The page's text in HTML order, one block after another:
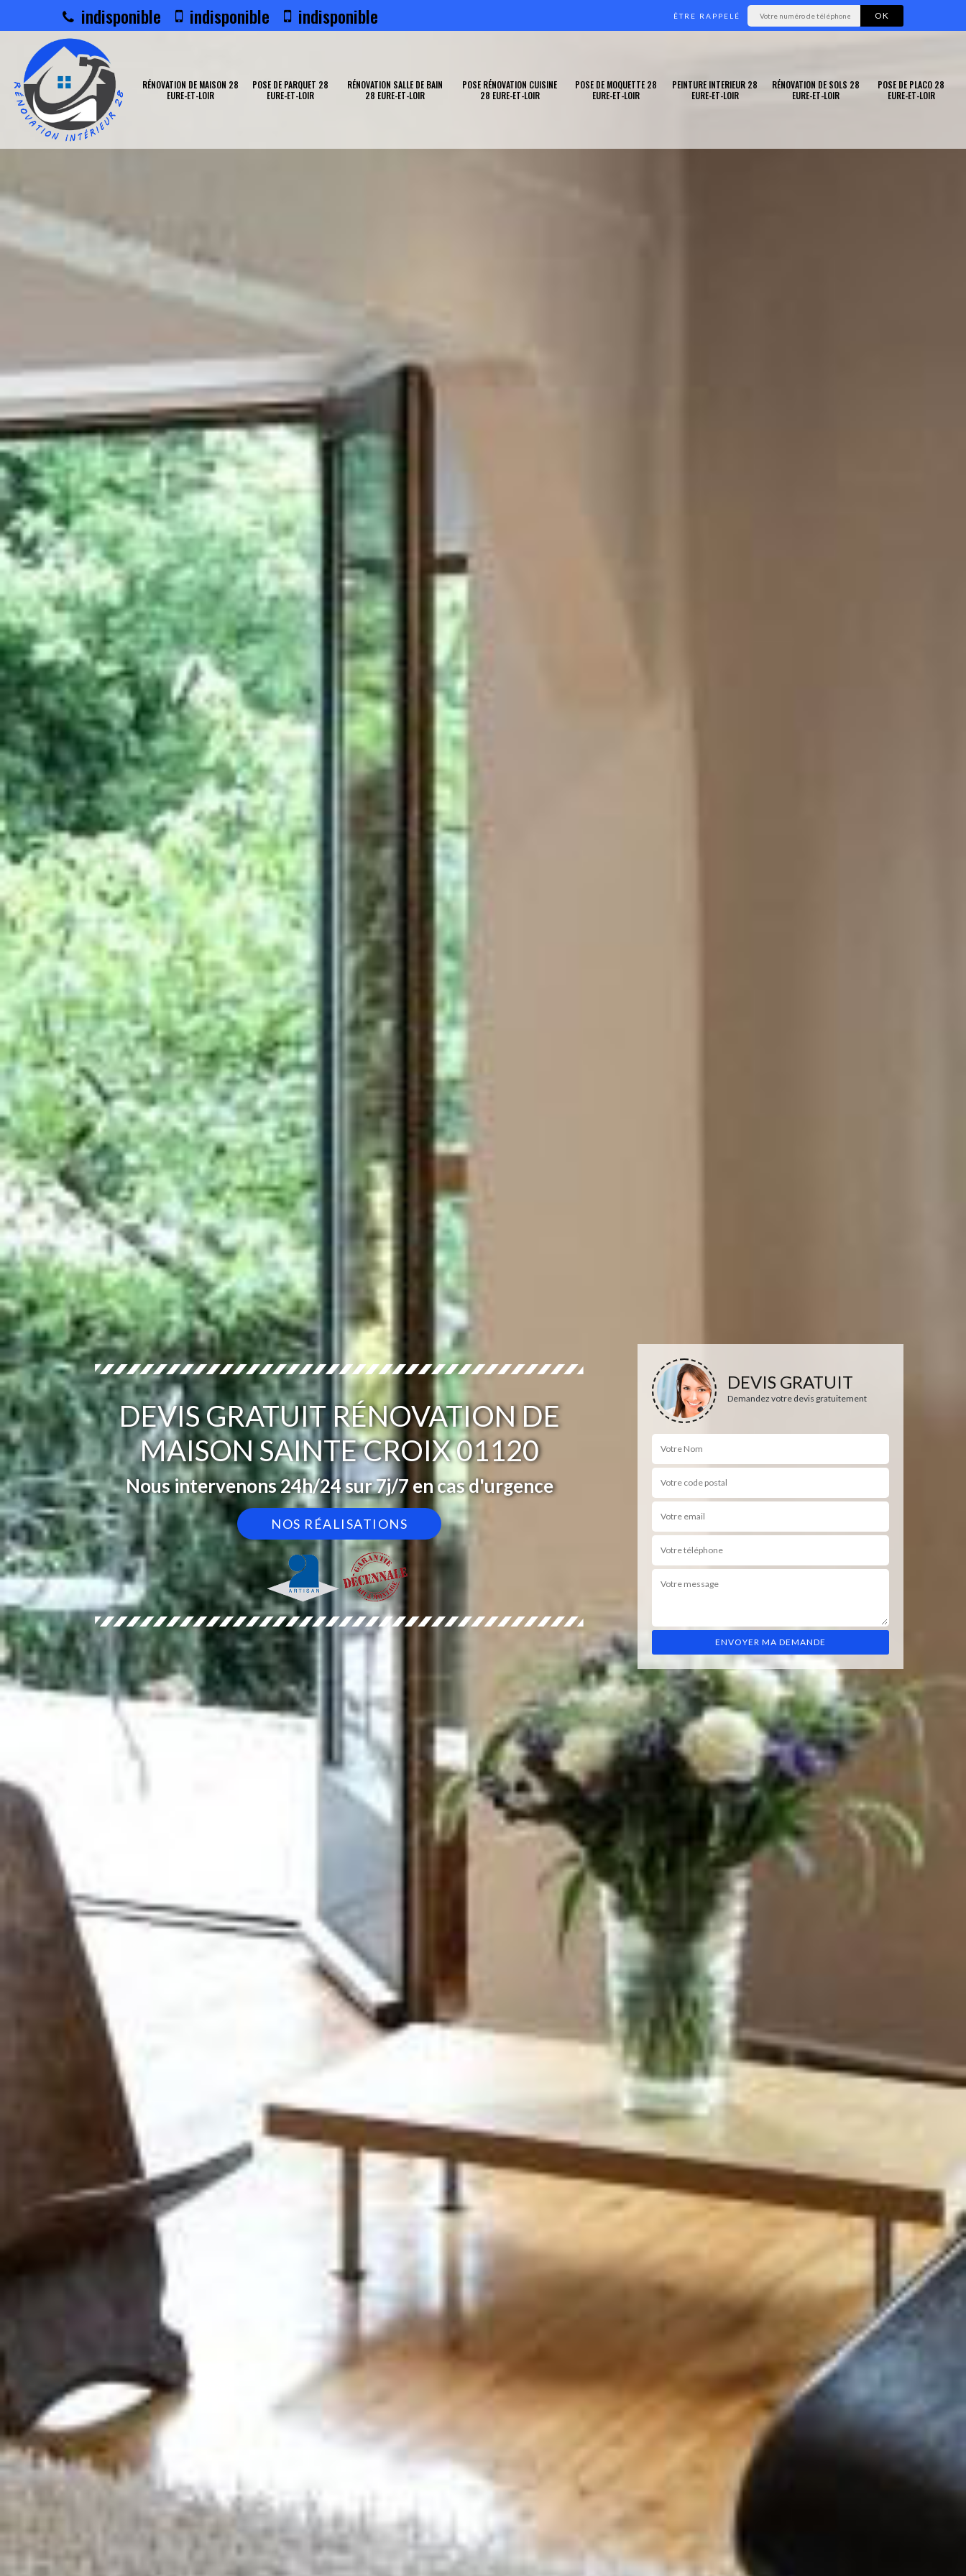
indisponible indisponible indisponible ÊTRE RAPPELÉ
RÉNOVATION DE MAISON 28
EURE-ET-LOIR
POSE DE PARQUET 28
EURE-ET-LOIR
RÉNOVATION SALLE DE BAIN
28 EURE-ET-LOIR
POSE RÉNOVATION CUISINE
28 EURE-ET-LOIR
POSE DE MOQUETTE 28
EURE-ET-LOIR
PEINTURE INTERIEUR 28
EURE-ET-LOIR
RÉNOVATION DE SOLS 28
EURE-ET-LOIR
POSE DE PLACO 28
EURE-ET-LOIR
DEVIS GRATUIT RÉNOVATION DE
MAISON SAINTE CROIX 01120
Nous intervenons 24h/24 sur 7j/7 en cas d'urgence
NOS RÉALISATIONS
DEVIS GRATUIT
Demandez votre devis gratuitement